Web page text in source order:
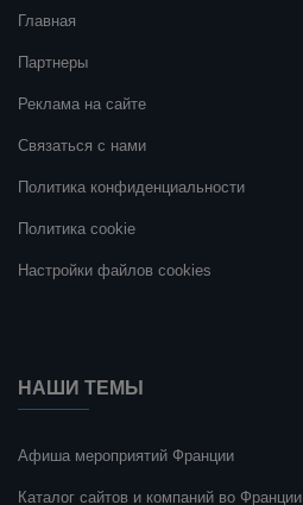
Главная
Партнеры
Реклама на сайте
Связаться с нами
Политика конфиденциальности
Политика cookie
Настройки файлов cookies
НАШИ ТЕМЫ
Афиша мероприятий Франции
Каталог сайтов и компаний во Франции